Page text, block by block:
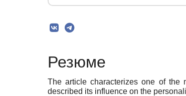
Резюме
The article characterizes one of the
described its influence on the